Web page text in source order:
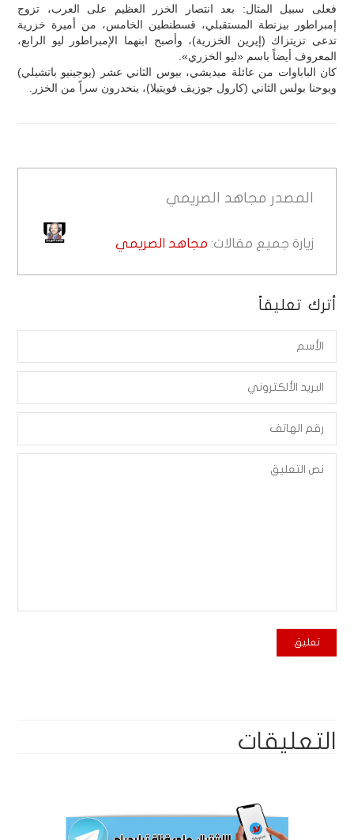
فعلى سبيل المثال: بعد انتصار الخزر العظيم على العرب، تزوج
إمبراطور بيزنطة المستقبلي، قسطنطين الخامس، من أميرة خزرية
تدعى تزيتزاك (إيرين الخزرية)، وأصبح ابنهما الإمبراطور ليو الرابع،
المعروف أيضاً باسم «ليو الخزري».
كان الباباوات من عائلة ميديشي، بيوس الثاني عشر (يوجينيو باتشيلي)
ويوحنا بولس الثاني (كارول جوزيف فويتيلا)، ينحدرون سراً من الخزر.
المصدر مجاهد الصريمي
زيارة جميع مقالات: مجاهد الصريمي
أترك تعليقاً
التعليقات